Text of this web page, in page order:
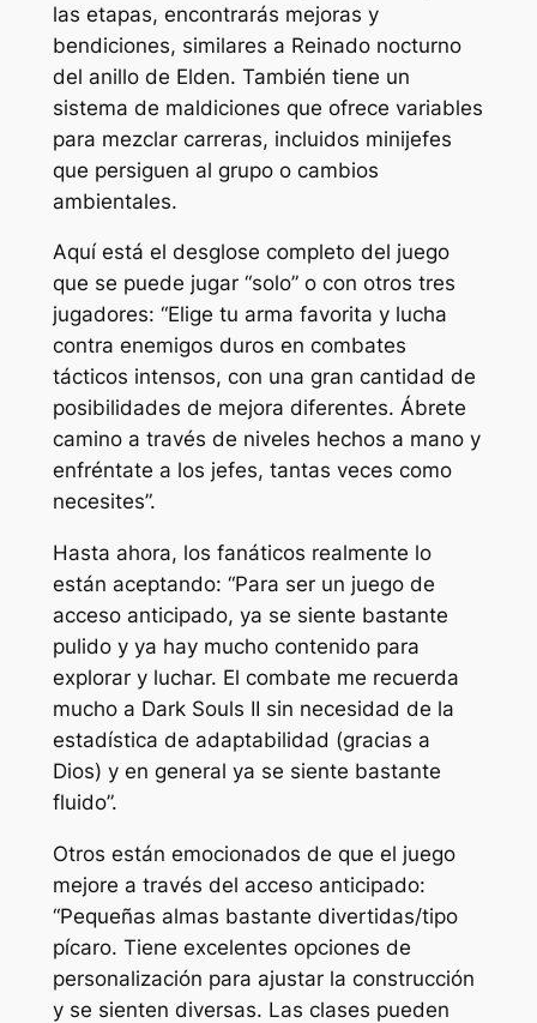
las etapas, encontrarás mejoras y
bendiciones, similares a Reinado nocturno
del anillo de Elden. También tiene un
sistema de maldiciones que ofrece variables
para mezclar carreras, incluidos minijefes
que persiguen al grupo o cambios
ambientales.
Aquí está el desglose completo del juego
que se puede jugar “solo” o con otros tres
jugadores: “Elige tu arma favorita y lucha
contra enemigos duros en combates
tácticos intensos, con una gran cantidad de
posibilidades de mejora diferentes. Ábrete
camino a través de niveles hechos a mano y
enfréntate a los jefes, tantas veces como
necesites”.
Hasta ahora, los fanáticos realmente lo
están aceptando: “Para ser un juego de
acceso anticipado, ya se siente bastante
pulido y ya hay mucho contenido para
explorar y luchar. El combate me recuerda
mucho a Dark Souls II sin necesidad de la
estadística de adaptabilidad (gracias a
Dios) y en general ya se siente bastante
fluido”.
Otros están emocionados de que el juego
mejore a través del acceso anticipado:
“Pequeñas almas bastante divertidas/tipo
pícaro. Tiene excelentes opciones de
personalización para ajustar la construcción
y se sienten diversas. Las clases pueden